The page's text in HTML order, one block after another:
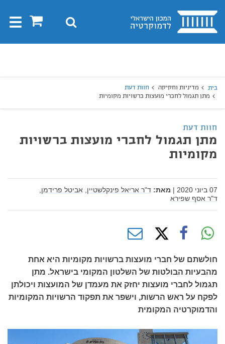
בית 0 חיפוש
בית מדיניות וחקיקה
חוות דעת
מתן תגמול לחברי מועצות ברשויות מקומיות
חוות דעת
מתן תגמול לחברי מועצות ברשויות
מקומיות
07 ביוני 2020 | מאת: ד"ר אריאל פינקלשטיין,
אביטל פרידמן,
ד"ר אסף שפירא
חולשתם של חברי מועצות ברשויות מקומיות היא אחת
מהבעיות הבולטות של השלטון המקומי בישראל. מתן
תגמול לחברי מועצות יחזק את מעמדן של המועצות ויכולתן
לפקח על ראש הרשות, וישפר את תפקוד הרשויות המקומיות
והדמוקרטיה המקומית